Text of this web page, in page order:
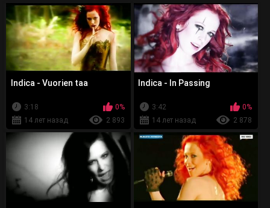
Indica - Vuorien taa
3:18
0%
14 лет назад
2 893
Indica - In Passing
3:42
0%
14 лет назад
2 878